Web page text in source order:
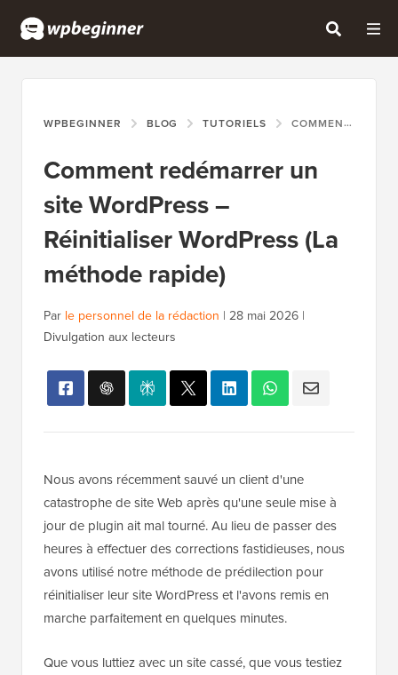
WPBEGINNER BLOG TUTORIELS COMMENT REDÉMARRER UN SITE WORDPRESS – RÉINITIALISER WORDPRESS (LA MÉTHODE RAPIDE)
Comment redémarrer un
site WordPress –
Réinitialiser WordPress (La
méthode rapide)
Par le personnel de la rédaction | 28 mai 2026 |
Divulgation aux lecteurs
Nous avons récemment sauvé un client d'une
catastrophe de site Web après qu'une seule mise à
jour de plugin ait mal tourné. Au lieu de passer des
heures à effectuer des corrections fastidieuses, nous
avons utilisé notre méthode de prédilection pour
réinitialiser leur site WordPress et l'avons remis en
marche parfaitement en quelques minutes.
Que vous luttiez avec un site cassé, que vous testiez